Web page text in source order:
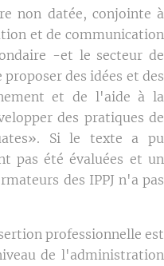
non datée, conjointe à
et de communication
-et le secteur de
des idées et des
et de l'aide à la
des pratiques de
Si le texte a pu
pas été évaluées et un
des IPPJ n'a pas
professionnelle est
de l'administration